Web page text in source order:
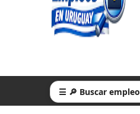
☰ 🔎 Buscar empleo